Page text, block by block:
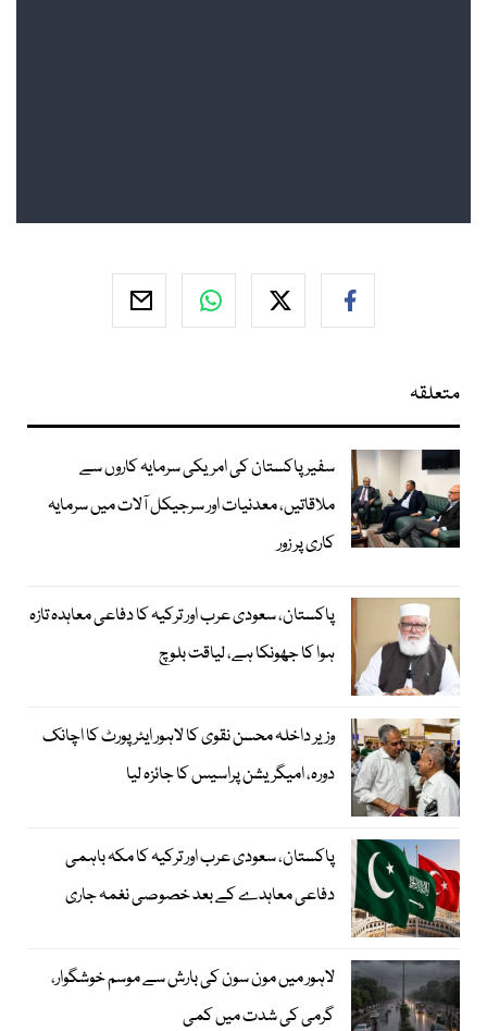
متعلقہ
سفیر پاکستان کی امریکی سرمایہ کاروں سے
ملاقاتیں، معدنیات اور سرجیکل آلات میں سرمایہ
کاری پر زور
پاکستان، سعودی عرب اور ترکیہ کا دفاعی معاہدہ تازہ
ہوا کا جھونکا ہے، لیاقت بلوچ
وزیر داخلہ محسن نقوی کا لاہور ایئر پورٹ کا اچانک
دورہ، امیگریشن پراسیس کا جائزہ لیا
پاکستان، سعودی عرب اور ترکیہ کا مکہ باہمی
دفاعی معاہدے کے بعد خصوصی نغمہ جاری
لاہور میں مون سون کی بارش سے موسم خوشگوار،
گرمی کی شدت میں کمی